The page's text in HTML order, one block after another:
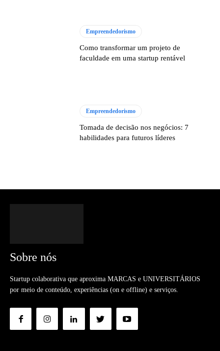
Empreendedorismo
Como transformar um projeto de
faculdade em uma startup rentável
Empreendedorismo
Tomada de decisão nos negócios: 7
habilidades para futuros líderes
Sobre nós
Startup colaborativa que aproxima MARCAS e UNIVERSITÁRIOS
por meio de conteúdo, experiências (on e offline) e serviços.